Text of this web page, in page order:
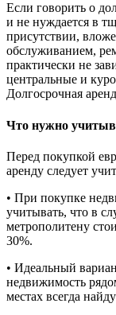
Если говорить о
и не нуждается в
присутствии,
обслуживанием,
практически не
центральные и
Долгосрочная
Что нужно
Перед покупкой
аренду следует
• При покупке
учитывать, что в
метрополитену
30%.
• Идеальный
недвижимость
местах всегда